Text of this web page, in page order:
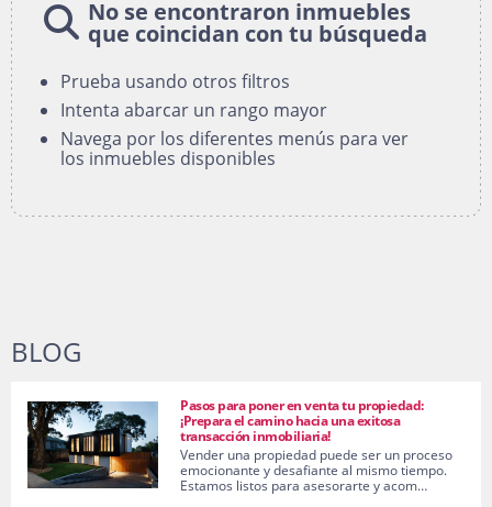
No se encontraron inmuebles
que coincidan con tu búsqueda
Prueba usando otros filtros
Intenta abarcar un rango mayor
Navega por los diferentes menús para ver
los inmuebles disponibles
BLOG
Pasos para poner en venta tu propiedad:
¡Prepara el camino hacia una exitosa
transacción inmobiliaria!
Vender una propiedad puede ser un proceso
emocionante y desafiante al mismo tiempo.
Estamos listos para asesorarte y acom…